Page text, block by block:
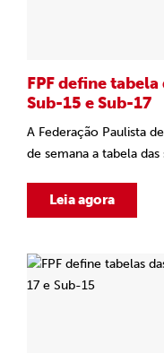
FPF define
Sub-15 e Sub-17
A Federação Paulista
de semana a tabela
Leia agora